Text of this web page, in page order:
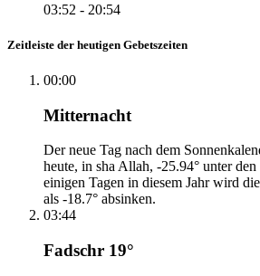
03:52 - 20:54
Zeitleiste der heutigen Gebetszeiten
00:00
Mitternacht
Der neue Tag nach dem
heute, in sha Allah, -25.94° unter
einigen Tagen in diesem Jahr wird
als -18.7° absinken.
03:44
Fadschr 19°